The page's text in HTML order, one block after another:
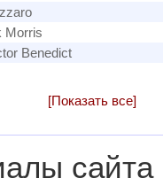
Morris
Benedict
[Показать все]
сайта